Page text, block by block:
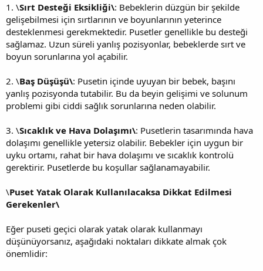
1. \Sırt Desteği Eksikliği\: Bebeklerin düzgün bir şekilde
gelişebilmesi için sırtlarının ve boyunlarının yeterince
desteklenmesi gerekmektedir. Pusetler genellikle bu desteği
sağlamaz. Uzun süreli yanlış pozisyonlar, bebeklerde sırt ve
boyun sorunlarına yol açabilir.
2. \Baş Düşüşü\: Pusetin içinde uyuyan bir bebek, başını
yanlış pozisyonda tutabilir. Bu da beyin gelişimi ve solunum
problemi gibi ciddi sağlık sorunlarına neden olabilir.
3. \Sıcaklık ve Hava Dolaşımı\: Pusetlerin tasarımında hava
dolaşımı genellikle yetersiz olabilir. Bebekler için uygun bir
uyku ortamı, rahat bir hava dolaşımı ve sıcaklık kontrolü
gerektirir. Pusetlerde bu koşullar sağlanamayabilir.
\Puset Yatak Olarak Kullanılacaksa Dikkat Edilmesi
Gerekenler\
Eğer puseti geçici olarak yatak olarak kullanmayı
düşünüyorsanız, aşağıdaki noktaları dikkate almak çok
önemlidir: